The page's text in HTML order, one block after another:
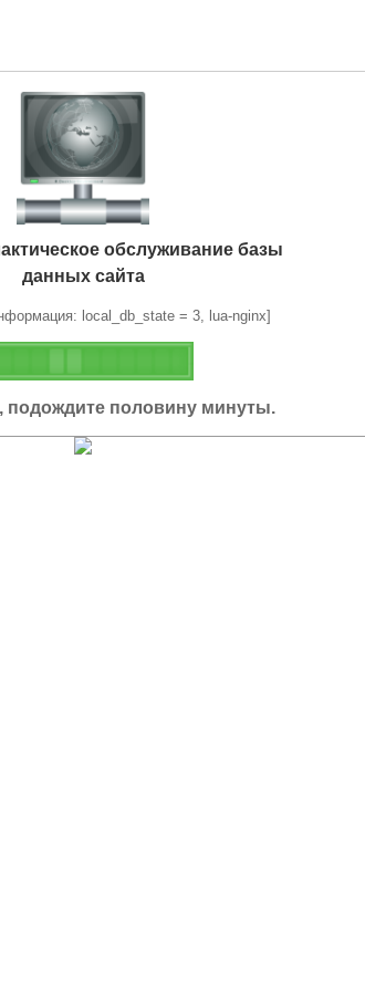
обслуживание базы
данных сайта
local_db_state = 3, lua-nginx]
подождите половину минуты.